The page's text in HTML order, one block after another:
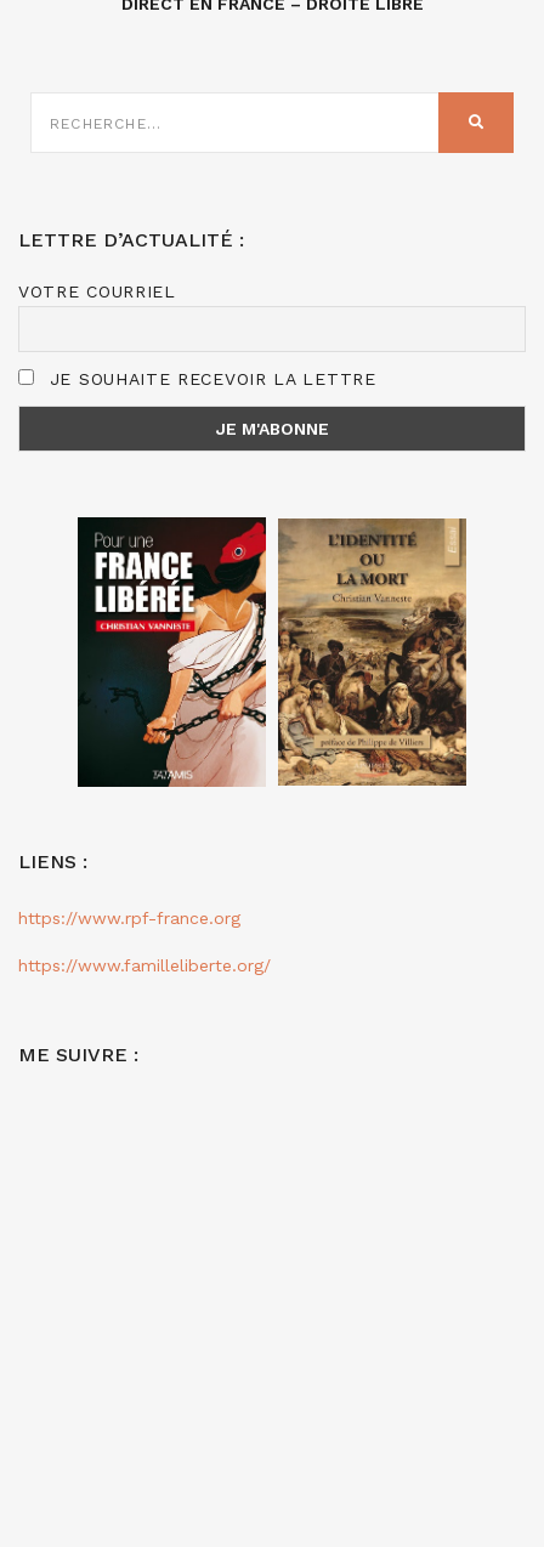
DIRECT EN FRANCE – DROITE LIBRE
SUR
LETTRE D’ACTUALITÉ :
VOTRE COURRIEL
JE SOUHAITE RECEVOIR LA LETTRE
LIENS :
https://www.rpf-france.org
https://www.familleliberte.org/
ME SUIVRE :